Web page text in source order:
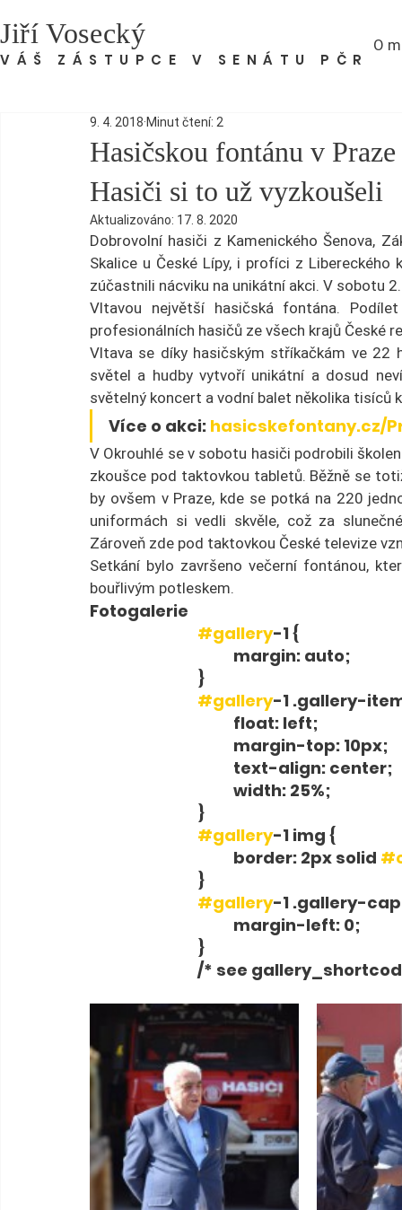
Jiří Vosecký
VÁŠ ZÁSTUPCE V SENÁTU PČR
O
Hasičskou fontánu v
Hasiči si to už vyzkoušeli
9. 4. 2018 Minut čtení: 2
Aktualizováno: 17. 8. 2020
Dobrovolní hasiči z Kamenického Šenova,
Skalice u České Lípy, i profíci z
zúčastnili nácviku na unikátní akci. V sobotu
Vltavou největší hasičská fontána.
profesionálních hasičů ze všech krajů České
Vltava se díky hasičským stříkačkám ve 22
světel a hudby vytvoří unikátní a dosud
světelný koncert a vodní balet několika tisíců
Více o akci: hasicskefontany.cz/
V Okrouhlé se v sobotu hasiči podrobili
zkoušce pod taktovkou tabletů. Běžně se
by ovšem v Praze, kde se potká na 220
uniformách si vedli skvěle, což za
Zároveň zde pod taktovkou České televize
Setkání bylo završeno večerní fontánou,
bouřlivým potleskem.
Fotogalerie
#gallery-1 {
				margin: auto;
			}
#gallery-1 .gallery-
				float: left;
				margin-top: 10px;
				text-align: center;
				width: 25%;
			}
#gallery-1 img {
				border: 2px solid
			}
#gallery-1 .gallery-
				margin-left: 0;
			}
/* see